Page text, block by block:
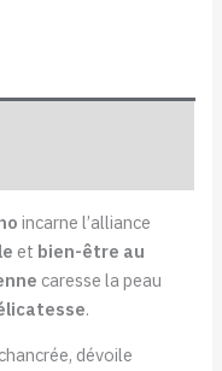
incarne l’alliance
et bien-être au
caresse la peau
.
dévoile